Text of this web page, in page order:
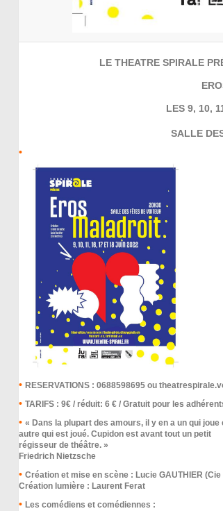
LE THEATRE SPIRALE
LES 9, 10,
SALLE
RESERVATIONS : 0688598695 ou
TARIFS : 9€ / réduit: 6 € / Gratuit pour les
« Dans la plupart des amours, il y en a un qui joue
autre qui est joué. Cupidon est avant tout un petit
régisseur de théâtre. »
Friedrich Nietzsche
Création et mise en scène : Lucie GAUTHIER
Création lumière : Laurent Ferat
Les comédiens et comédiennes :